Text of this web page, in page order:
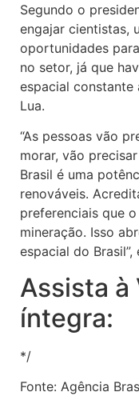
Segundo o
engajar cientistas,
oportunidades
no setor, já que
espacial constante
Lua.
“As pessoas vão
morar, vão
Brasil é uma
renováveis.
preferenciais que
mineração. Isso
espacial do Brasil”,
Assista à
íntegra:
*/
Fonte: Agência